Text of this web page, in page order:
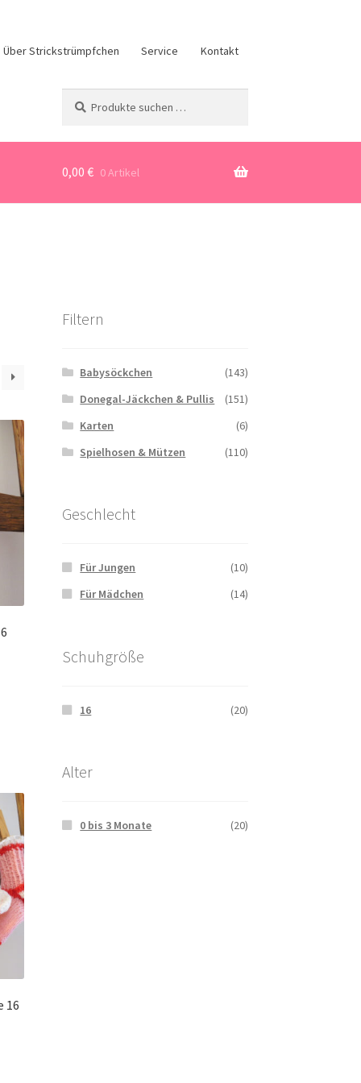
Über Strickstrümpfchen Service Kontakt
nach:
0,00 € 0 Artikel
16
Filtern
Babysöckchen
(143)
Donegal-Jäckchen & Pullis
(151)
Karten
(6)
Spielhosen & Mützen
(110)
Geschlecht
Für Jungen
(10)
Für Mädchen
(14)
Schuhgröße
16 (20)
Alter
0 bis 3 Monate (20)